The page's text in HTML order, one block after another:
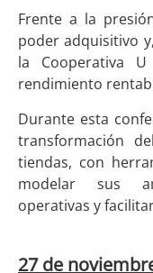
Frente a la
poder adquisitivo
la Cooperativa
rendimiento
Durante esta
transformación
tiendas, con
modelar sus
operativas y
27 de